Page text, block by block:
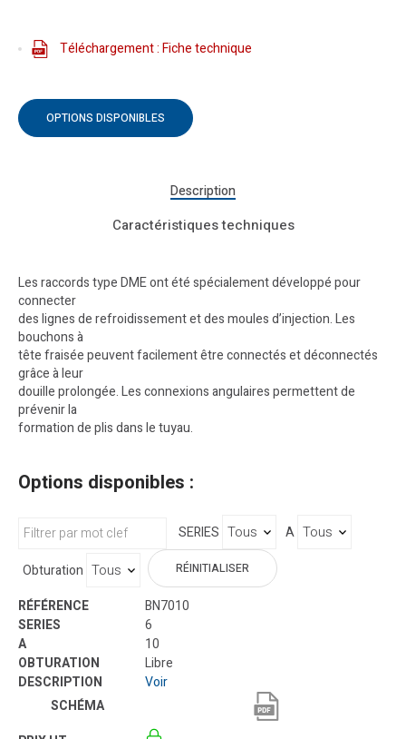
Téléchargement : Fiche technique
OPTIONS DISPONIBLES
Description
Caractéristiques techniques
Les raccords type DME ont été spécialement développé pour
connecter
des lignes de refroidissement et des moules d’injection. Les
bouchons à
tête fraisée peuvent facilement être connectés et déconnectés
grâce à leur
douille prolongée. Les connexions angulaires permettent de
prévenir la
formation de plis dans le tuyau.
Options disponibles :
SERIES
A
Obturation
RÉINITIALISER
BN7010
6
10
Libre
Voir